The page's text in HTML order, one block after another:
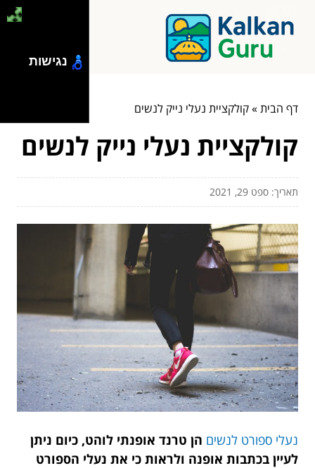
דף הבית»קולקציית נעלי נייק לנשים
קולקציית נעלי נייק לנשים
תאריך: ספט 29, 2021
נעלי ספורט לנשים הן טרנד אופנתי לוהט, כיום ניתן
לעיין בכתבות אופנה ולראות כי את נעלי הספורט
נגישות